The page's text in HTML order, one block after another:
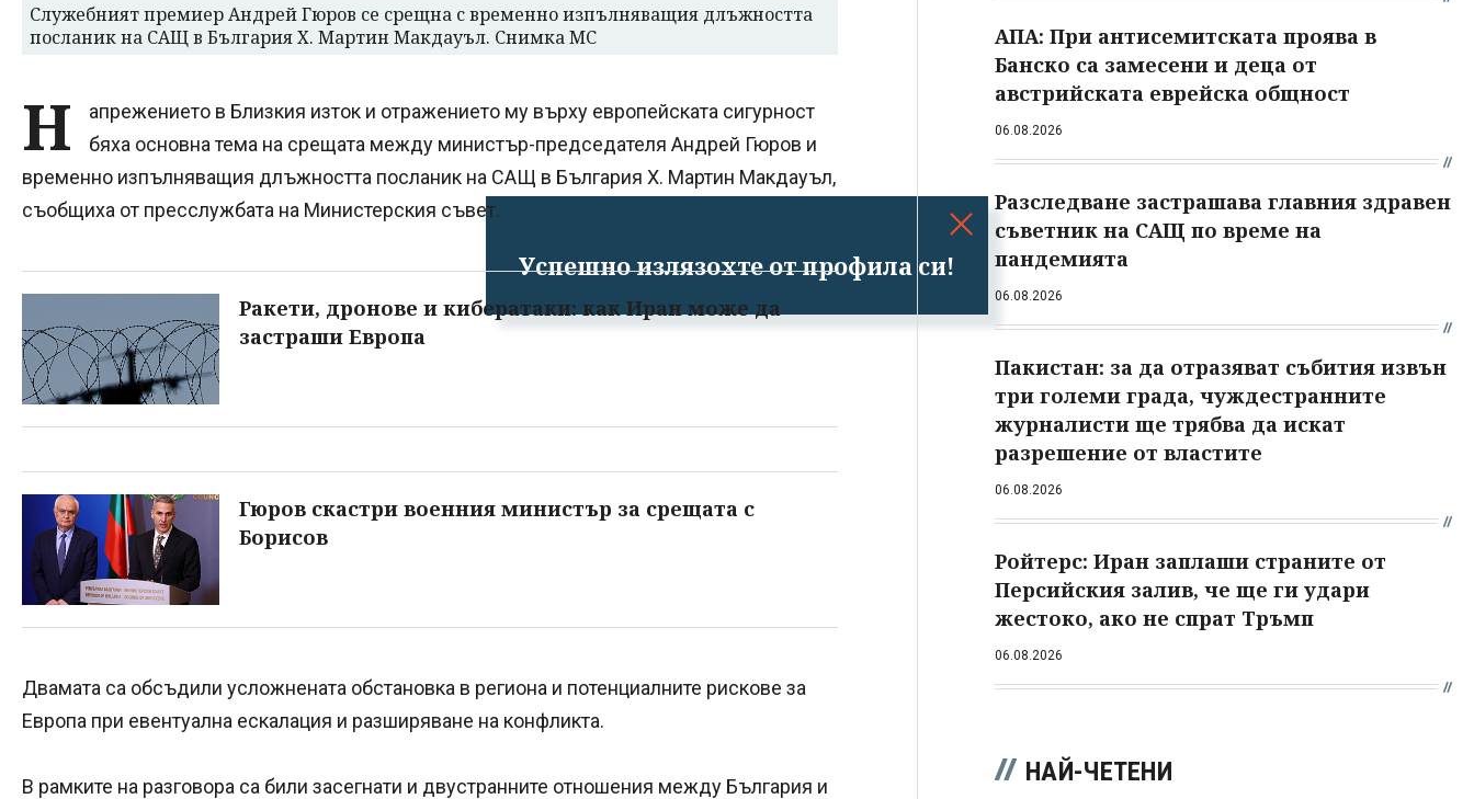
Успешно излязохте от профила си!
Служебният премиер Андрей Гюров се срещна с временно изпълняващия длъжността
посланик на САЩ в България Х. Мартин Макдауъл. Снимка МС
Н
апрежението в Близкия изток и отражението му върху европейската сигурност
бяха основна тема на срещата между министър-председателя Андрей Гюров и
временно изпълняващия длъжността посланик на САЩ в България Х. Мартин Макдауъл,
съобщиха от пресслужбата на Министерския съвет.
Ракети, дронове и кибератаки: как Иран може да
застраши Европа
Гюров скастри военния министър за срещата с
Борисов
Двамата са обсъдили усложнената обстановка в региона и потенциалните рискове за
Европа при евентуална ескалация и разширяване на конфликта.
В рамките на разговора са били засегнати и двустранните отношения между България и
АПА: При антисемитската проява в
Банско са замесени и деца от
австрийската еврейска общност
06.08.2026
Разследване застрашава главния здравен
съветник на САЩ по време на
пандемията
06.08.2026
Пакистан: за да отразяват събития извън
три големи града, чуждестранните
журналисти ще трябва да искат
разрешение от властите
06.08.2026
Ройтерс: Иран заплаши страните от
Персийския залив, че ще ги удари
жестоко, ако не спрат Тръмп
06.08.2026
НАЙ-ЧЕТЕНИ